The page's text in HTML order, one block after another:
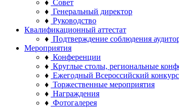
♦ Совет
♦ Генеральный директор
♦ Руководство
Квалификационный аттестат
♦ Подтверждение соблюдения
Мероприятия
♦ Конференции
♦ Круглые столы, региональные
♦ Ежегодный Всероссийский
♦ Торжественные мероприятия
♦ Награждения
♦ Фотогалерея